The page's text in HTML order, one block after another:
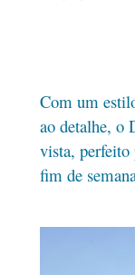
Com um
ao detalhe, o
vista, perfeito
fim de